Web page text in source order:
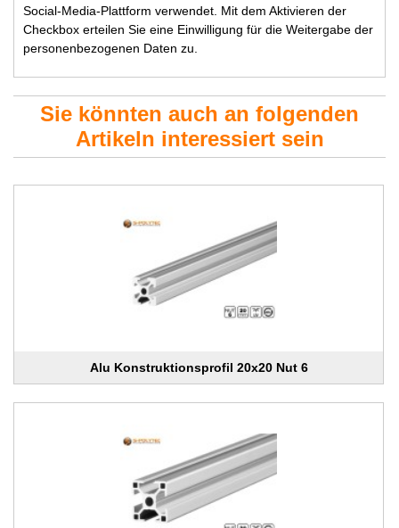
Social-Media-Plattform verwendet. Mit dem Aktivieren der
Checkbox erteilen Sie eine Einwilligung für die Weitergabe der
personenbezogenen Daten zu.
Sie könnten auch an folgenden
Artikeln interessiert sein
Alu Konstruktionsprofil 20x20 Nut 6